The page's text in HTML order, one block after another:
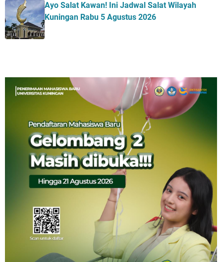
Ayo Salat Kawan! Ini Jadwal Salat Wilayah
Kuningan Rabu 5 Agustus 2026